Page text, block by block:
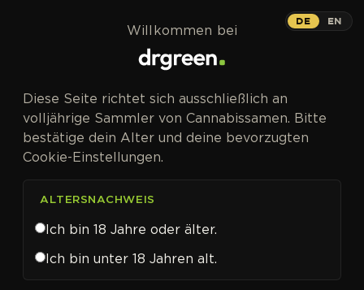
Blue Dream Auto
Der Blue-Dream-Klassiker als
Autoflower – harzig bis ins
Blattwerk.
DE EN
Willkommen bei
Diese Seite richtet sich ausschließlich an
volljährige Sammler von Cannabissamen. Bitte
bestätige dein Alter und deine bevorzugten
Cookie-Einstellungen.
ALTERSNACHWEIS
Ich bin 18 Jahre oder älter.
Ich bin unter 18 Jahren alt.